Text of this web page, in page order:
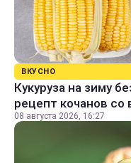
ВКУСНО
Кукуруза на зиму
рецепт кочанов со
08 августа 2026, 16:27